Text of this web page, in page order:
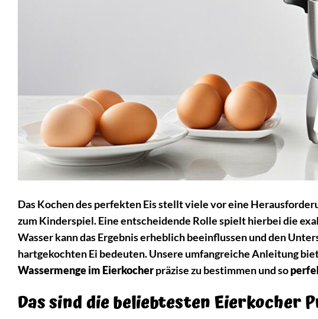
Das Kochen des perfekten Eis stellt viele vor eine
zum Kinderspiel. Eine entscheidende Rolle spielt hierbei die
Wasser kann das Ergebnis erheblich beeinflussen und den
hartgekochten Ei bedeuten. Unsere umfangreiche Anleitung
Wassermenge im Eierkocherpräzise zu bestimmen und so
Das sind die beliebtesten Eierkocher